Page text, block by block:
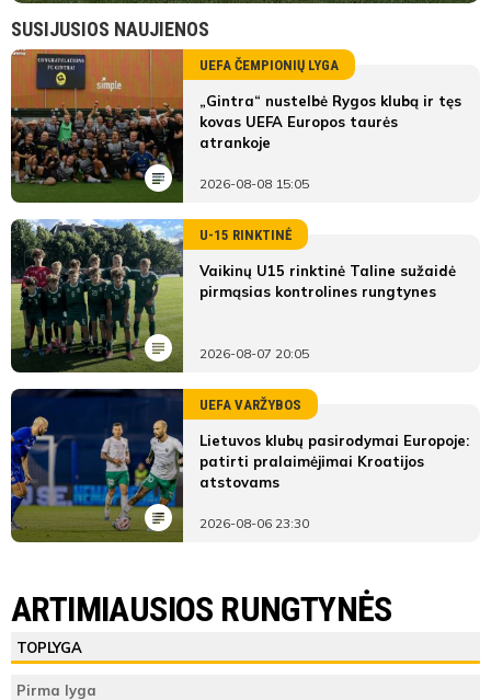
SUSIJUSIOS NAUJIENOS
UEFA ČEMPIONIŲ LYGA
„Gintra“ nustelbė Rygos klubą ir tęs
kovas UEFA Europos taurės
atrankoje
2026-08-08 15:05
U-15 RINKTINĖ
Vaikinų U15 rinktinė Taline sužaidė
pirmąsias kontrolines rungtynes
2026-08-07 20:05
UEFA VARŽYBOS
Lietuvos klubų pasirodymai Europoje:
patirti pralaimėjimai Kroatijos
atstovams
2026-08-06 23:30
Klaipėdos
FM
FA Panevėžys-PRSSG
Klaipėdos FM
Pirmas
ARTIMIAUSIOS RUNGTYNĖS
TOPLYGA
Pirma lyga